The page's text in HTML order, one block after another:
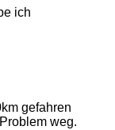
ich
gefahren
weg.